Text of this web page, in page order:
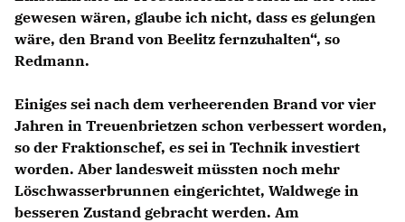
gewesen wären, glaube ich nicht, dass es gelungen
wäre, den Brand von Beelitz fernzuhalten“, so
Redmann.
Einiges sei nach dem verheerenden Brand vor vier
Jahren in Treuenbrietzen schon verbessert worden,
so der Fraktionschef, es sei in Technik investiert
worden. Aber landesweit müssten noch mehr
Löschwasserbrunnen eingerichtet, Waldwege in
besseren Zustand gebracht werden. Am